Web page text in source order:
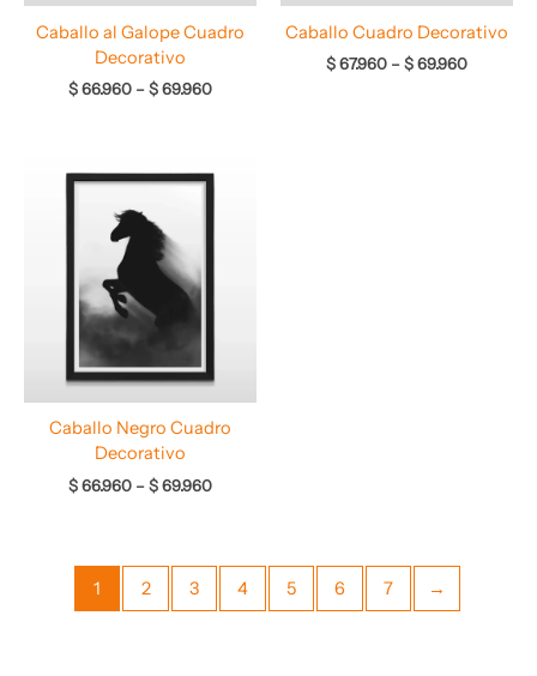
Caballo al Galope Cuadro
Decorativo
$66.960 –$69.960
Caballo Cuadro Decorativo
$67.960 –$69.960
Caballo Negro Cuadro
Decorativo
$66.960 –$69.960
de
1 2 3 4 5 6 7 →